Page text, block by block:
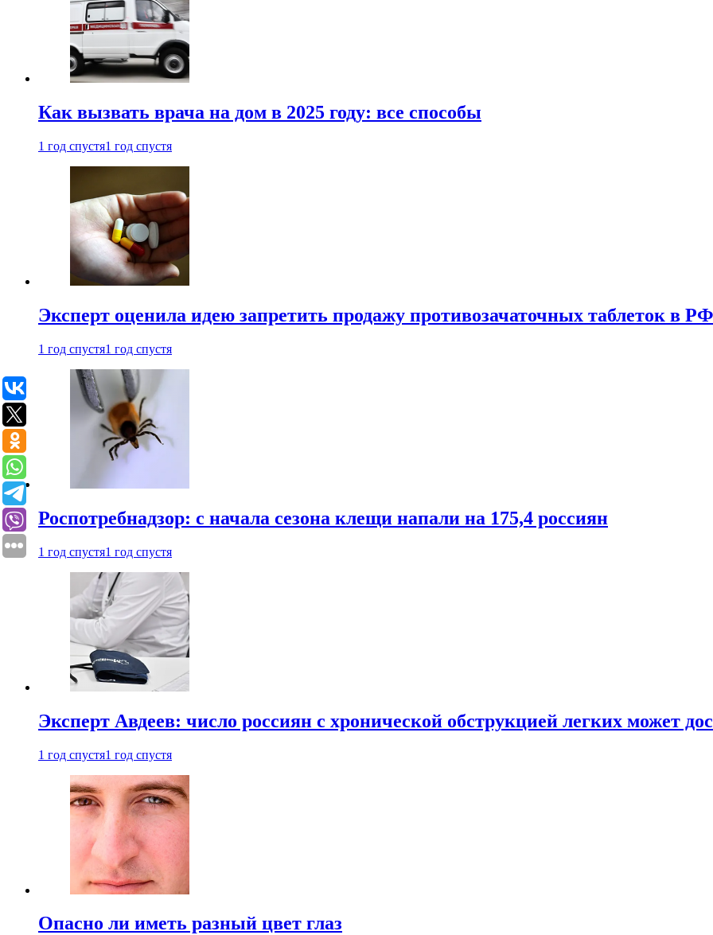
Как вызвать врача на дом в 2025 году: все способы
1 год спустя1 год спустя
Эксперт оценила идею запретить продажу противозачаточных таблеток в РФ
1 год спустя1 год спустя
Роспотребнадзор: с начала сезона клещи напали на 175,4 россиян
1 год спустя1 год спустя
Эксперт Авдеев: число россиян с хронической обструкцией легких может
1 год спустя1 год спустя
Опасно ли иметь разный цвет глаз